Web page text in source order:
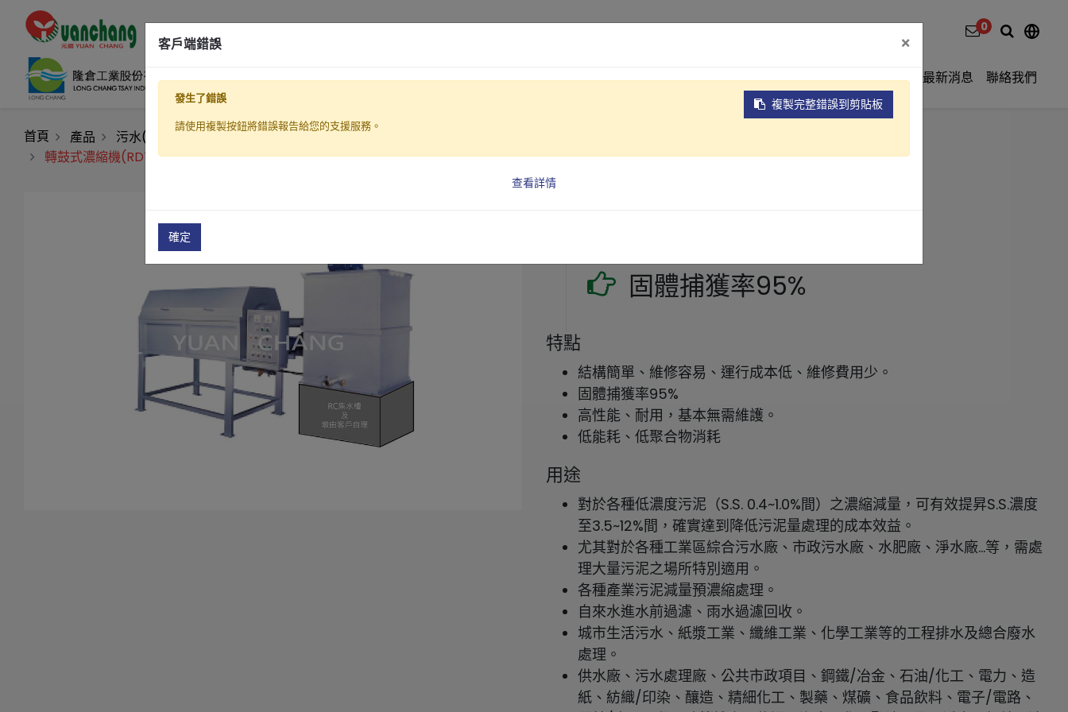
產品介紹 產業解決方案 影片介紹 關於元錩 工程實績 最新消息 聯絡我們
0
首頁 產品 污水(廢水)處理設備 污泥濃縮機
轉鼓式濃縮機(RDT系列)
轉鼓式濃縮機(RDT-25)
固體捕獲率95%
特點
結構簡單、維修容易、運行成本低、維修費用少。
固體捕獲率95%
高性能、耐用，基本無需維護。
低能耗、低聚合物消耗
用途
對於各種低濃度污泥（S.S. 0.4~1.0%間）之濃縮減量，可有效提昇S.S.濃度
至3.5~12%間，確實達到降低污泥量處理的成本效益。
尤其對於各種工業區綜合污水廠、市政污水廠、水肥廠、淨水廠…等，需處
理大量污泥之場所特別適用。
各種產業污泥減量預濃縮處理。
自來水進水前過濾、雨水過濾回收。
城市生活污水、紙漿工業、纖維工業、化學工業等的工程排水及總合廢水
處理。
供水廠、污水處理廠、公共市政項目、鋼鐵/冶金、石油/化工、電力、造
紙、紡織/印染、釀造、精細化工、製藥、煤礦、食品飲料、電子/電路、
客戶端錯誤 ×
複製完整錯誤到剪貼板
發生了錯誤
請使用複製按鈕將錯誤報告給您的支援服務。
查看詳情
確定